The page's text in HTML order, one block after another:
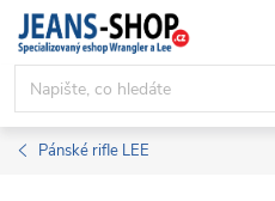
Přejít
obsah
Pánské rifle LEE